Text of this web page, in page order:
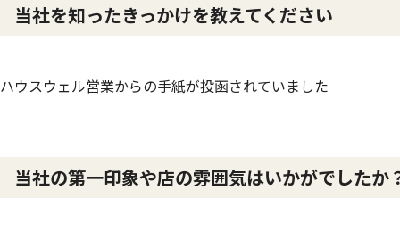
当社を知ったきっかけを教えてください
ハウスウェル営業からの手紙が投函されていました
当社の第一印象や店の雰囲気はいかがでしたか